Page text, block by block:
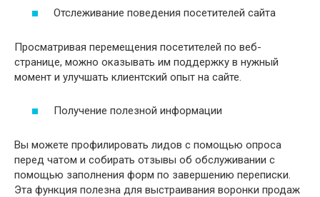
Отслеживание поведения посетителей сайта
Просматривая перемещения посетителей по веб-
странице, можно оказывать им поддержку в нужный
момент и улучшать клиентский опыт на сайте.
Получение полезной информации
Вы можете профилировать лидов с помощью опроса
перед чатом и собирать отзывы об обслуживании с
помощью заполнения форм по завершению переписки.
Эта функция полезна для выстраивания воронки продаж